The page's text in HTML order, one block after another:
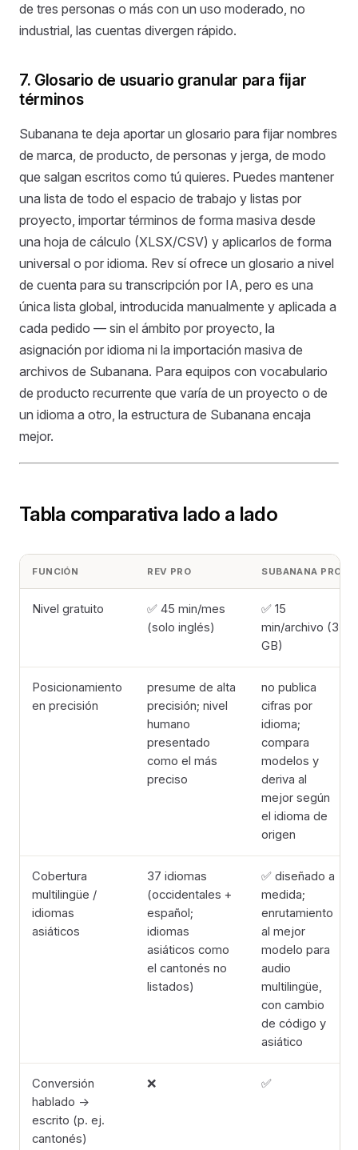
de tres personas o más con un uso moderado, no
industrial, las cuentas divergen rápido.
7. Glosario de usuario granular para fijar
términos
Subanana te deja aportar un glosario para fijar nombres
de marca, de producto, de personas y jerga, de modo
que salgan escritos como tú quieres. Puedes mantener
una lista de todo el espacio de trabajo y listas por
proyecto, importar términos de forma masiva desde
una hoja de cálculo (XLSX/CSV) y aplicarlos de forma
universal o por idioma. Rev sí ofrece un glosario a nivel
de cuenta para su transcripción por IA, pero es una
única lista global, introducida manualmente y aplicada a
cada pedido — sin el ámbito por proyecto, la
asignación por idioma ni la importación masiva de
archivos de Subanana. Para equipos con vocabulario
de producto recurrente que varía de un proyecto o de
un idioma a otro, la estructura de Subanana encaja
mejor.
Tabla comparativa lado a lado
FUNCIÓN REV PRO SUBANANA PRO
Nivel gratuito
✅ 45 min/mes
(solo inglés)
✅ 15
min/archivo (3
GB)
Posicionamiento
en precisión
presume de alta
precisión; nivel
humano
presentado
como el más
preciso
no publica
cifras por
idioma;
compara
modelos y
deriva al
mejor según
el idioma de
origen
Cobertura
multilingüe /
idiomas
asiáticos
37 idiomas
(occidentales +
español;
idiomas
asiáticos como
el cantonés no
listados)
✅ diseñado a
medida;
enrutamiento
al mejor
modelo para
audio
multilingüe,
con cambio
de código y
asiático
Conversión
hablado →
escrito (p. ej.
cantonés)
❌ ✅